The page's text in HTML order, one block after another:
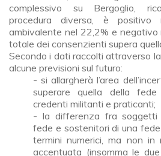
complessivo su Bergoglio,
procedura diversa, è
ambivalente nel 22,2% e negativo
totale dei consenzienti supera
Secondo i dati raccolti attraverso
alcune previsioni sul futuro:
- si allargherà l’area
superare quella della
credenti militanti e praticanti;
- la differenza fra soggetti
fede e sostenitori di una
termini numerici, ma non in
accentuata (insomma le